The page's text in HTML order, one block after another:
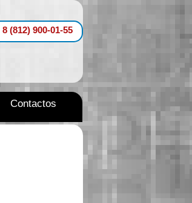
8 (812) 900-01-55
Contactos